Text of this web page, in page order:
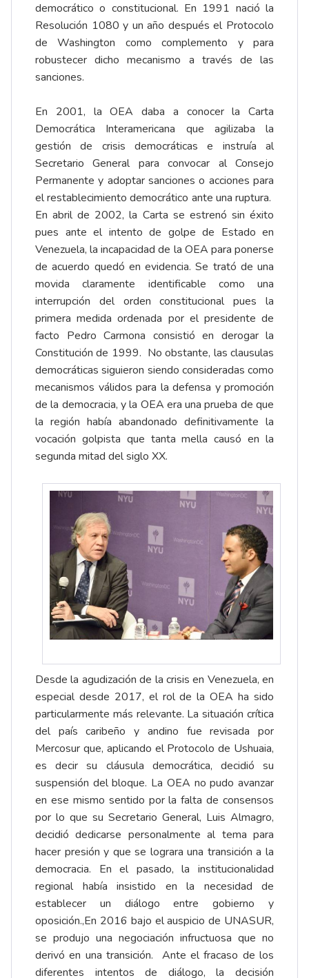
democrático o constitucional. En 1991 nació la
Resolución 1080 y un año después el Protocolo
de Washington como complemento y para
robustecer dicho mecanismo a través de las
sanciones.
En 2001, la OEA daba a conocer la Carta
Democrática Interamericana que agilizaba la
gestión de crisis democráticas e instruía al
Secretario General para convocar al Consejo
Permanente y adoptar sanciones o acciones para
el restablecimiento democrático ante una ruptura.
En abril de 2002, la Carta se estrenó sin éxito
pues ante el intento de golpe de Estado en
Venezuela, la incapacidad de la OEA para ponerse
de acuerdo quedó en evidencia. Se trató de una
movida claramente identificable como una
interrupción del orden constitucional pues la
primera medida ordenada por el presidente de
facto Pedro Carmona consistió en derogar la
Constitución de 1999. No obstante, las clausulas
democráticas siguieron siendo consideradas como
mecanismos válidos para la defensa y promoción
de la democracia, y la OEA era una prueba de que
la región había abandonado definitivamente la
vocación golpista que tanta mella causó en la
segunda mitad del siglo XX.
Desde la agudización de la crisis en Venezuela, en
especial desde 2017, el rol de la OEA ha sido
particularmente más relevante. La situación crítica
del país caribeño y andino fue revisada por
Mercosur que, aplicando el Protocolo de Ushuaia,
es decir su cláusula democrática, decidió su
suspensión del bloque. La OEA no pudo avanzar
en ese mismo sentido por la falta de consensos
por lo que su Secretario General, Luis Almagro,
decidió dedicarse personalmente al tema para
hacer presión y que se lograra una transición a la
democracia. En el pasado, la institucionalidad
regional había insistido en la necesidad de
establecer un diálogo entre gobierno y
oposición.,En 2016 bajo el auspicio de UNASUR,
se produjo una negociación infructuosa que no
derivó en una transición. Ante el fracaso de los
diferentes intentos de diálogo, la decisión